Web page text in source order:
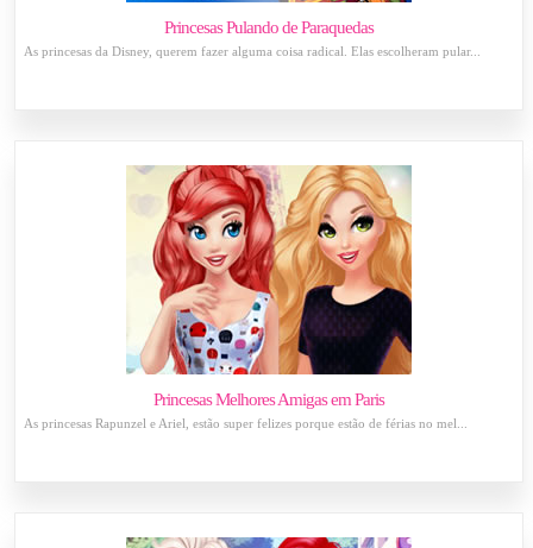
Princesas Pulando de Paraquedas
As princesas da Disney, querem fazer alguma coisa radical. Elas escolheram pular...
Princesas Melhores Amigas em Paris
As princesas Rapunzel e Ariel, estão super felizes porque estão de férias no mel...